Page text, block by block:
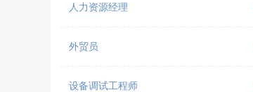
人力资源经理
外贸员
设备调试工程师